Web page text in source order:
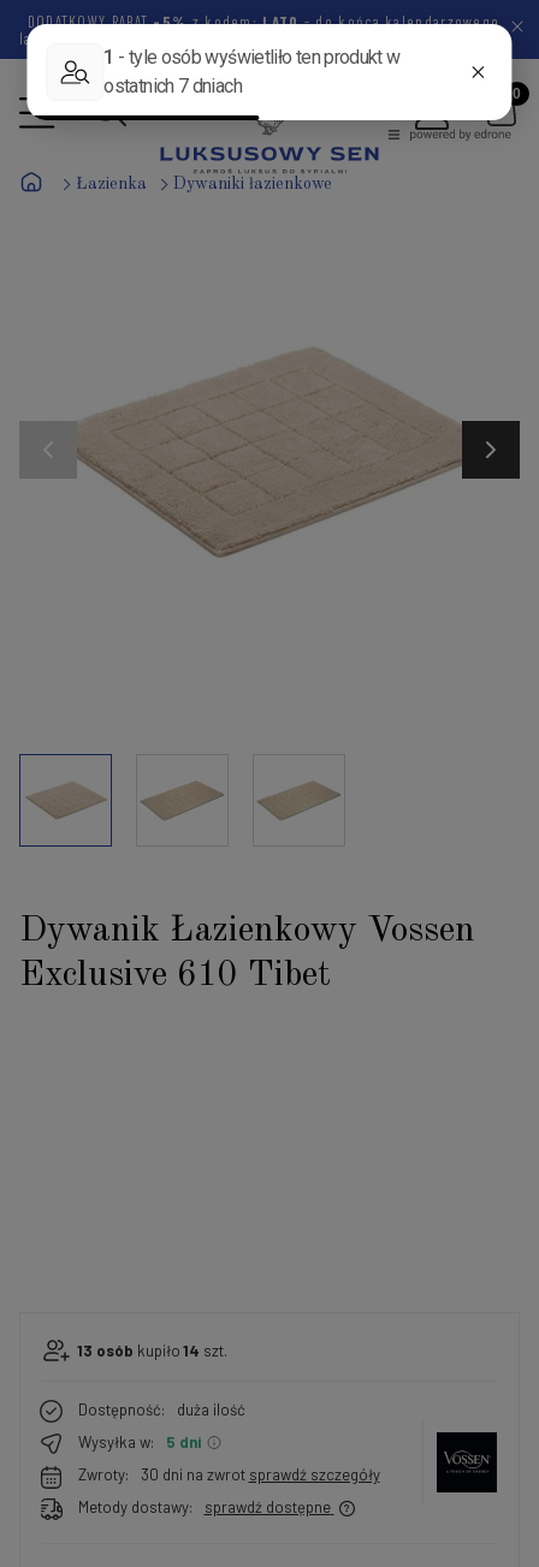
DODATKOWY RABAT-5%z kodem:LATO- do końca kalendarzowego
lata pozostało
Łazienka Dywaniki łazienkowe
Dywanik Łazienkowy Vossen
Exclusive 610 Tibet
13 osób kupiło14 szt.
Dostępność:
duża ilość
Wysyłka w:
5 dni
Zwroty:
30 dni na zwrot sprawdź szczegóły
Metody dostawy:
sprawdź dostępne